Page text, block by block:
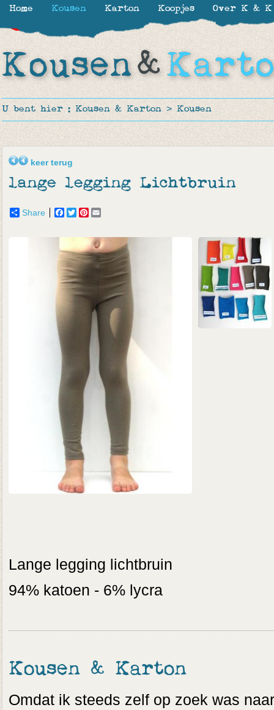
U bent hier : Kousen & Karton > Kousen
keer terug
lange legging Lichtbruin
Share Facebook
TwitterPinterest
Lange legging lichtbruin
94% katoen - 6% lycra
Kousen & Karton
Omdat ik steeds zelf op zoek was
Home Kousen Karton Koopjes Over K & K